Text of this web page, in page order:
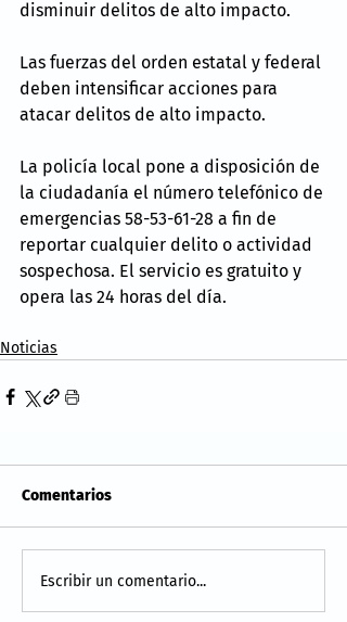
disminuir delitos de alto impacto.
Las fuerzas del orden estatal y federal
deben intensificar acciones para
atacar delitos de alto impacto.
La policía local pone a disposición de
la ciudadanía el número telefónico de
emergencias 58-53-61-28 a fin de
reportar cualquier delito o actividad
sospechosa. El servicio es gratuito y
opera las 24 horas del día.
Noticias
Comentarios
Escribir un comentario...